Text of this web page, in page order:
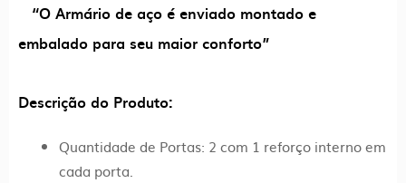
“O Armário de aço é enviado montado e
embalado para seu maior conforto”
Descrição do Produto:
Quantidade de Portas: 2 com 1 reforço interno em
cada porta.